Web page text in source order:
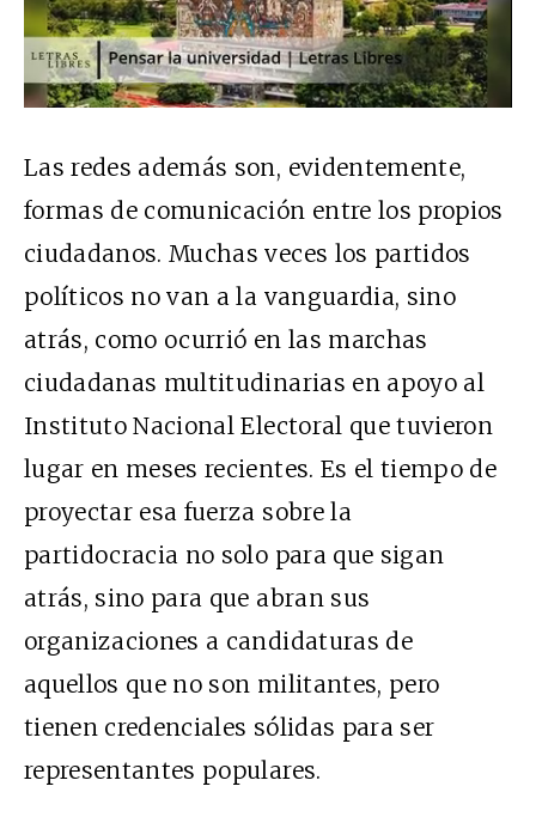
Las redes además son, evidentemente,
formas de comunicación entre los propios
ciudadanos. Muchas veces los partidos
políticos no van a la vanguardia, sino
atrás, como ocurrió en las marchas
ciudadanas multitudinarias en apoyo al
Instituto Nacional Electoral que tuvieron
lugar en meses recientes. Es el tiempo de
proyectar esa fuerza sobre la
partidocracia no solo para que sigan
atrás, sino para que abran sus
organizaciones a candidaturas de
aquellos que no son militantes, pero
tienen credenciales sólidas para ser
representantes populares.